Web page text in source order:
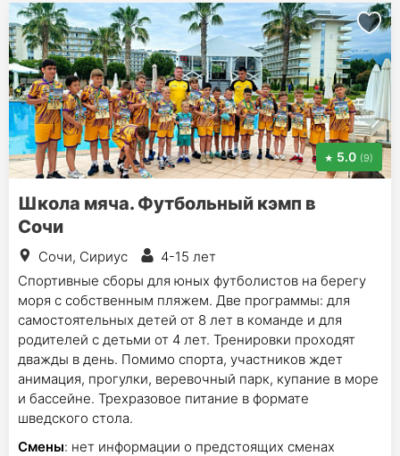
5.0 (9)
Школа мяча. Футбольный кэмп в
Сочи
Сочи, Сириус
4-15 лет
Спортивные сборы для юных футболистов на берегу
моря с собственным пляжем. Две программы: для
самостоятельных детей от 8 лет в команде и для
родителей с детьми от 4 лет. Тренировки проходят
дважды в день. Помимо спорта, участников ждет
анимация, прогулки, веревочный парк, купание в море
и бассейне. Трехразовое питание в формате
шведского стола.
Смены: нет информации о предстоящих сменах